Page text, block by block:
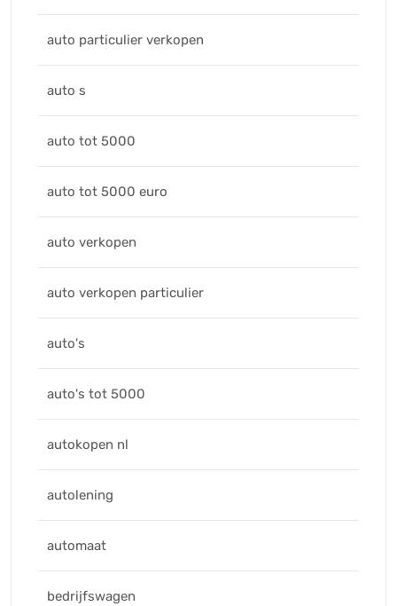
auto particulier verkopen
auto s
auto tot 5000
auto tot 5000 euro
auto verkopen
auto verkopen particulier
auto's
auto's tot 5000
autokopen nl
autolening
automaat
bedrijfswagen